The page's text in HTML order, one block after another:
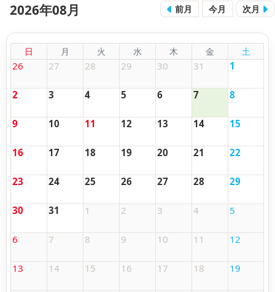
2026年08月
前月 今月 次月
日 月 火 水 木 金 土
26 27 28 29 30 31 1
2 3 4 5 6 7 8
9 10 11 12 13 14 15
16 17 18 19 20 21 22
23 24 25 26 27 28 29
30 31 1 2 3 4 5
6 7 8 9 10 11 12
13 14 15 16 17 18 19